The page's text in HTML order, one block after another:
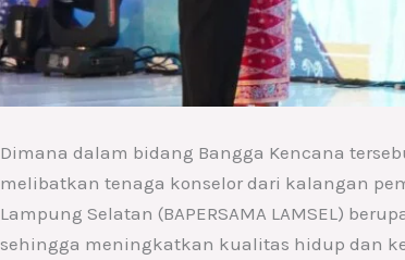
Dimana dalam bidang Bangga Kencana
melibatkan tenaga konselor dari kalangan
Lampung Selatan (BAPERSAMA LAMSEL)
sehingga meningkatkan kualitas hidup dan